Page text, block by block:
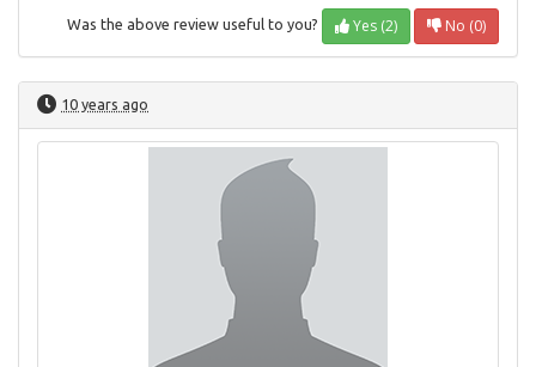
Was the above review useful to you? Yes (2) No (0)
10 years ago